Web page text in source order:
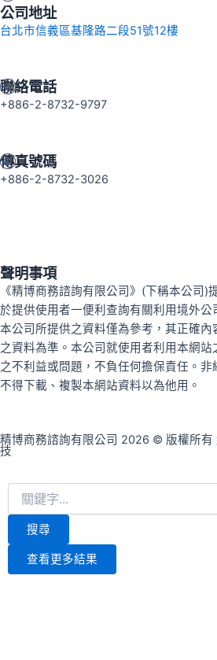
公司地址
台北市信義區基隆路二段51號12樓
聯絡電話
+886-2-8732-9797
傳真號碼
+886-2-8732-3026
聲明事項
《精博商務諮詢有限公司》(下稱本公司)
於提供使用者一便利查詢有關利用境外公
本公司所提供之資料僅為參考，其正確
之資料為準。本公司就使用者利用本網站
之不利益或問題，不負任何擔保責任。非
不得下載、複製本網站資料以為他用。
精博商務諮詢有限公司 2026 © 版權所有
技
Search
搜尋
查看更多結果